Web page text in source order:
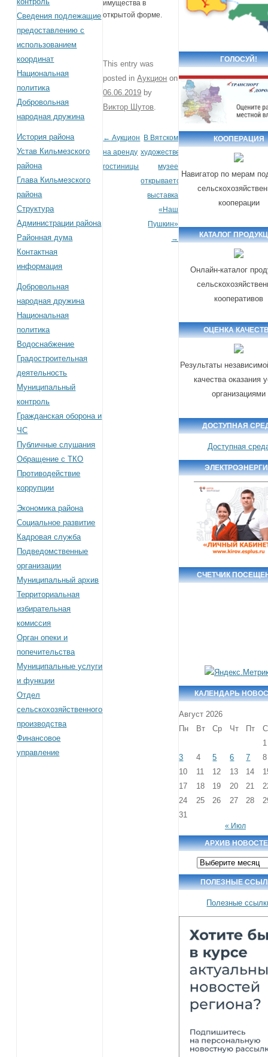
Сведения подлежащие
предоставлению с
использованием
координат
Национальная
политика
Добровольная
народная дружина
История района
Устав Кильмезского
района
Глава Кильмезского
района
Структура
Администрации района
Районная дума
Контактная
информация
Добровольная
народная дружина
Национальная
политика
Водоснабжение
Градостроительная
деятельность
Муниципальный
контроль
Гражданская оборона и
ЧС
Публичные слушания
Обращение с ТКО
Противодействие
коррупции
Экономика района
Социальное развитие
Кадровая служба
Подведомственные
организации
Муниципальный архив
Территориальная
избирательная
комиссия
Орган опеки и
попечительства
Муниципальные услуги
и функции
Отдел
сельскохозяйственного
производства
Финансовое
управление
имущества в
открытой форме.
This entry was
posted inАукцион on
06.06.2019 by
Виктор Шутов
Post navigation
← Аукцион
на аренду
гостиницы
В Вятском
художественном
музее
открывается
выставка
«Наш
Пушкин»
→
ГОЛОСУЙ!
КООПЕРАЦИЯ
Навигатор по мерам
кооперации
КАТАЛОГ
Онлайн-каталог
кооперативов
ОЦЕНКА
Результаты
качества оказания
организациями
ДОСТУПНАЯ
Доступная
СЧЕТЧИК
КАЛЕНДАРЬ
Август 2026
Пн
Вт Ср Чт Пт
1
3
4 5 6 7
8
10
11 12 13 14
17
18 19 20 21
24
25 26 27 28
31
« Июл
АРХИВ
Архив
новостей
ПОЛЕЗНЫЕ
Полезные